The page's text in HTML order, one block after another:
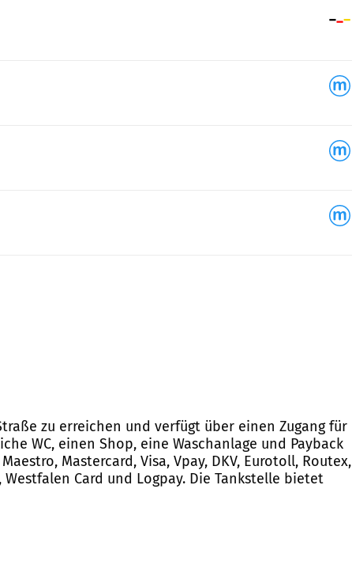
zu erreichen und verfügt über einen Zugang für
WC, einen Shop, eine Waschanlage und Payback
Mastercard, Visa, Vpay, DKV, Eurotoll, Routex,
Westfalen Card und Logpay. Die Tankstelle bietet